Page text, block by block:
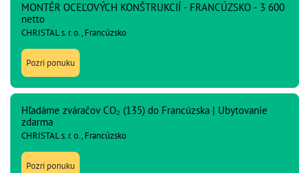
MONTÉR OCEĽOVÝCH KONŠTRUKCIÍ - FRANCÚZSKO - 3 600
netto
CHRISTAL s. r. o., Francúzsko
Pozri ponuku
Hľadáme zváračov CO₂ (135) do Francúzska | Ubytovanie
zdarma
CHRISTAL s. r. o., Francúzsko
Pozri ponuku